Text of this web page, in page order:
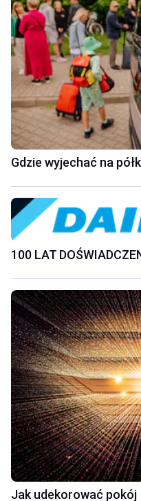
Gdzie wyjechać na
100 LAT
Jak udekorować pokój